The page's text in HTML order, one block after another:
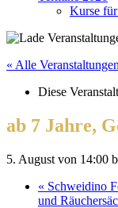
Kurse
« Alle Veranstaltungen
Diese
ab 7 Jahre,
5. August von 14:00
« Schweidino
und